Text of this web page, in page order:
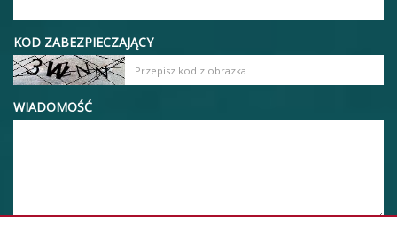
KOD ZABEZPIECZAJĄCY
WIADOMOŚĆ